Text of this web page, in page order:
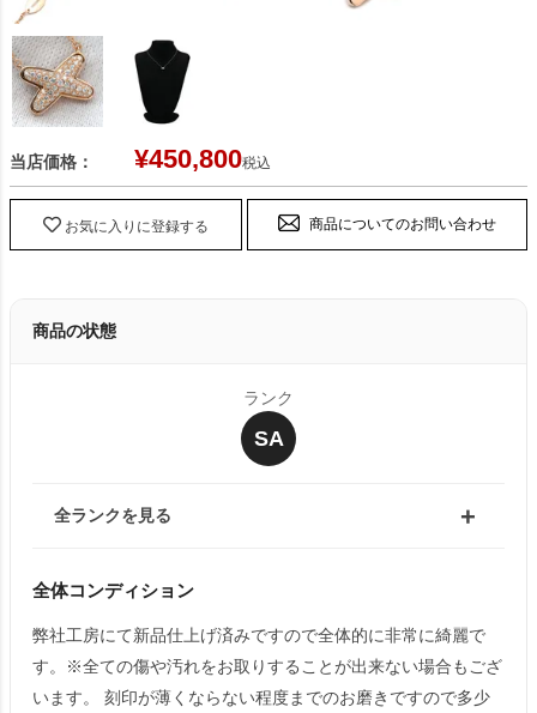
当店価格： ¥450,800税込
お気に入りに登録する 商品についてのお問い合わせ
商品の状態
ランク
SA
全ランクを見る
全体コンディション
弊社工房にて新品仕上げ済みですので全体的に非常に綺麗で
す。※全ての傷や汚れをお取りすることが出来ない場合もござ
います。 刻印が薄くならない程度までのお磨きですので多少